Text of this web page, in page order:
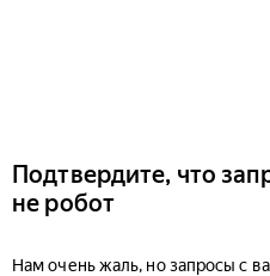
Подтвердите, что
не робот
Нам очень жаль, но запросы с